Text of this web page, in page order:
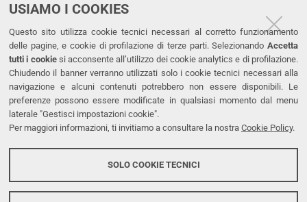
USIAMO I COOKIES
Questo sito utilizza cookie tecnici necessari al corretto funzionamento
delle pagine, e cookie di profilazione di terze parti. Selezionando Accetta
tutti i cookiesi acconsente all’utilizzo dei cookie analytics e di profilazione.
Chiudendo il banner verranno utilizzati solo i cookie tecnici necessari alla
navigazione e alcuni contenuti potrebbero non essere disponibili. Le
preferenze possono essere modificate in qualsiasi momento dal menu
laterale "Gestisci impostazioni cookie".
Per maggiori informazioni, ti invitiamo a consultare la nostra Cookie Policy.
SOLO COOKIE TECNICI
CONTATTI
Tel. +39 0532 293111
Fax. +39 0532 293031
PEC
LINKS
Accessibilità
Protezione dati personali